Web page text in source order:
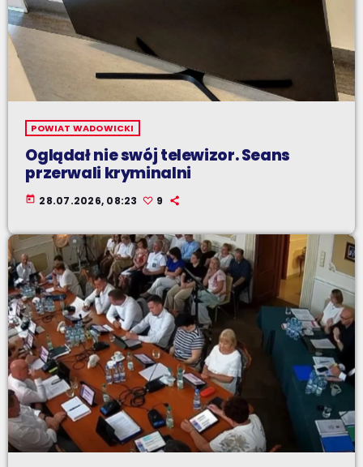
POWIAT WADOWICKI
Oglądał nie swój telewizor. Seans
przerwali kryminalni
today 28.07.2026, 08:23 9